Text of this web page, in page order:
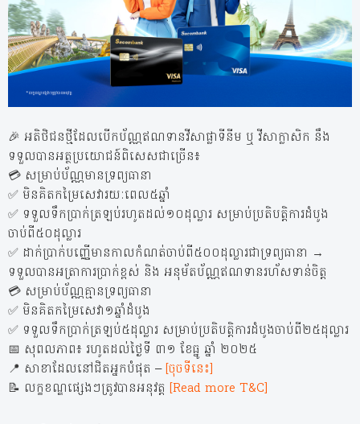
🎉 អតិថិជនថ្មីដែលបើកប័ណ្ណឥណទានវីសាផ្លាទីនីម ឬ វីសាក្លាសិក នឹង
ទទួលបានអត្ថប្រយោជន៍ពិសេសជាច្រើន៖
💳 សម្រាប់ប័ណ្ណមានទ្រព្យធានា
✅ មិនគិតកម្រៃសេវារយៈពេល៥ឆ្នាំ
✅ ទទួលទឹកប្រាក់ត្រឡប់រហូតដល់១០ដុល្លារ សម្រាប់ប្រតិបត្តិការដំបូង
ចាប់ពី៥០ដុល្លារ
✅ ដាក់ប្រាក់បញ្ញើមានកាលកំណត់ចាប់ពី៥០០ដុល្លារជាទ្រព្យធានា →
ទទួលបានអត្រាការប្រាក់ខ្ពស់ និង អនុម័តប័ណ្ណឥណទានរហ័សទាន់ចិត្ត
💳 សម្រាប់ប័ណ្ណគ្មានទ្រព្យធានា
✅ មិនគិតកម្រៃសេវា១ឆ្នាំដំបូង
✅ ទទួលទឹកប្រាក់ត្រឡប់៥ដុល្លារ សម្រាប់ប្រតិបត្តិការដំបូងចាប់ពី២៥ដុល្លារ
📅 សុពលភាព៖ រហូតដល់ថ្ងៃទី ៣១ ខែធ្នូ ឆ្នាំ ២០២៥
📍 សាខាដែលនៅជិតអ្នកបំផុត –[ចុចទីនេះ]
📝 លក្ខខណ្ឌផ្សេងៗត្រូវបានអនុវត្ត [Read more T&C]